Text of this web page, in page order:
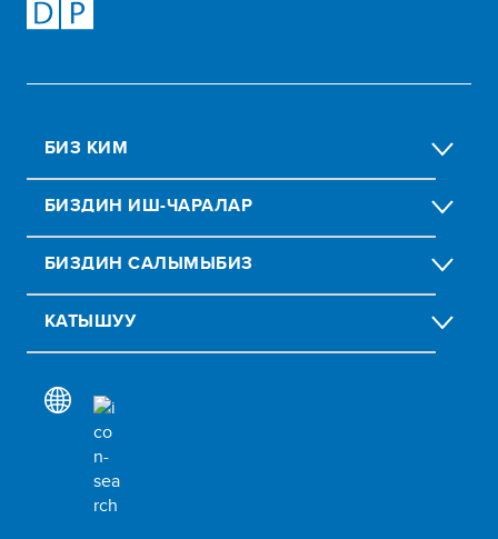
БИЗ КИМ
БИЗДИН ИШ-ЧАРАЛАР
БИЗДИН CАЛЫМЫБИЗ
КАТЫШУУ